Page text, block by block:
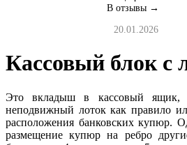
В отзывы →
20.01.2026
Кассовый блок с
Это вкладыш в кассовый ящик,
неподвижный лоток как правило
расположения банковских купюр.
размещение купюр на ребро